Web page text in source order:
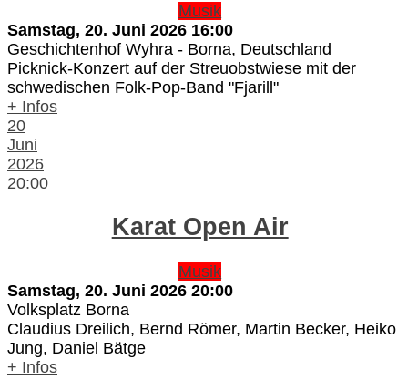
Musik
Samstag, 20. Juni 2026 16:00
Geschichtenhof Wyhra - Borna, Deutschland
Picknick-Konzert auf der Streuobstwiese mit der
schwedischen Folk-Pop-Band "Fjarill"
+ Infos
20
Juni
2026
20:00
Karat Open Air
Musik
Samstag, 20. Juni 2026 20:00
Volksplatz Borna
Claudius Dreilich, Bernd Römer, Martin Becker, Heiko
Jung, Daniel Bätge
+ Infos